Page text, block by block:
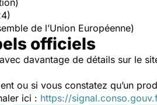
de l’Union Européenne)
officiels
davantage de détails sur le
ou si vous constatez qu’un
ici : https://